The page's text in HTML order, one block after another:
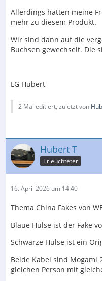
Allerdings hatten meine
mehr zu diesem Produkt.
Wir sind dann auf die
Buchsen gewechselt. Die
LG Hubert
2 Mal editiert, zuletzt von
Hubert T
Erleuchteter
16. April 2026 um 14:40
Thema China Fakes von
Blaue Hülse ist der Fake
Schwarze Hülse ist ein
Beide Kabel sind Mogami
gleichen Person mit